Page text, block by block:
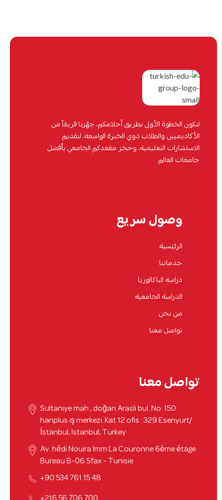
لنكون الخطوة الأولى بطريق أحلامكم، جهّزنا فريقاً من
الأكاديميين والطلاب ذوي الخبرة الواسعة، لتقديم
الاستشارات التعليمية، وحجز مقعدكم الجامعي بأفضل
جامعات العالم
وصول سريع
الرئيسية
خدماتنا
دراسة الباكالوريا
الدراسة الجامعية
من نحن
تواصل معنا
تواصل معنا
Sultanıye mah , doğan Araslı bul. No: 150
hanplus iş merkezi. Kat 12 ofis : 329 Esenyurt/
İstanbul, Istanbul, Turkey
Av. hédi Nouira Imm La Couronne 6ème étage
Bureau B-06 Sfax - Tunisie
48 15 761 534 90+